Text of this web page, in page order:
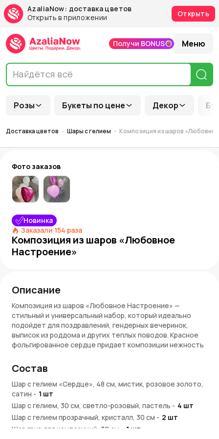
AzaliaNow: доставка цветов
Открыть в приложении
Открыть
Розы Букеты по цене Декор
Получи BONUS Меню
Доставка цветов Шары с гелием Композиция из шаров
Фото заказов
Новинка
Заказали 154 раза
Композиция из шаров «Любовное
Настроение»
Описание
Композиция из шаров «Любовное Настроение» —
стильный и универсальный набор, который идеально
подойдет для поздравлений, гендерных вечеринок,
выписок из роддома и других теплых поводов. Красное
фольгированное сердце придает композиции нежность
объемом.
Особенности:
1 фольгированное голубое сердце — символ
нежности, заботы и искренности
5 латексных шаров — эффектный акцент в одной
гамме
Состав
Шар с гелием «Сердце», 48 см, мистик, розовое золото,
сатин - 1 шт
Шар с гелием, 30 см, светло-розовый, пастель - 4 шт
Шар с гелием прозрачный, кристалл, 30 см - 2 шт
Шар груз для композиций, 30 см
1 шт